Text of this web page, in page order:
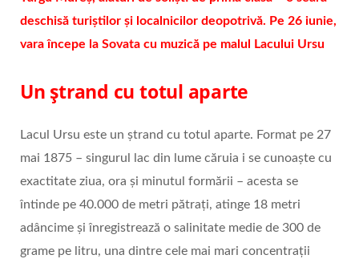
deschisă turiștilor și localnicilor deopotrivă. Pe 26 iunie,
vara începe la Sovata cu muzică pe malul Lacului Ursu
Un ștrand cu totul aparte
Lacul Ursu este un ștrand cu totul aparte. Format pe 27
mai 1875 – singurul lac din lume căruia i se cunoaște cu
exactitate ziua, ora și minutul formării – acesta se
întinde pe 40.000 de metri pătrați, atinge 18 metri
adâncime și înregistrează o salinitate medie de 300 de
grame pe litru, una dintre cele mai mari concentrații